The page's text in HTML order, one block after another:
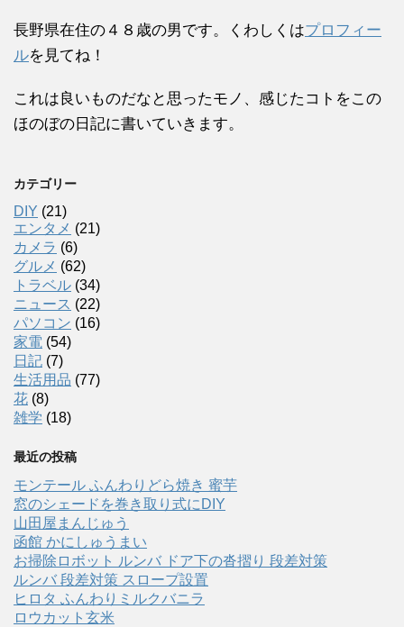
長野県在住の４８歳の男です。くわしくはプロフィー
ルを見てね！
これは良いものだなと思ったモノ、感じたコトをこの
ほのぼの日記に書いていきます。
カテゴリー
DIY (21)
エンタメ (21)
カメラ (6)
グルメ (62)
トラベル (34)
ニュース (22)
パソコン (16)
家電 (54)
日記 (7)
生活用品 (77)
花 (8)
雑学 (18)
最近の投稿
モンテール ふんわりどら焼き 蜜芋
窓のシェードを巻き取り式にDIY
山田屋まんじゅう
函館 かにしゅうまい
お掃除ロボット ルンバ ドア下の沓摺り 段差対策
ルンバ 段差対策 スロープ設置
ヒロタ ふんわりミルクバニラ
ロウカット玄米